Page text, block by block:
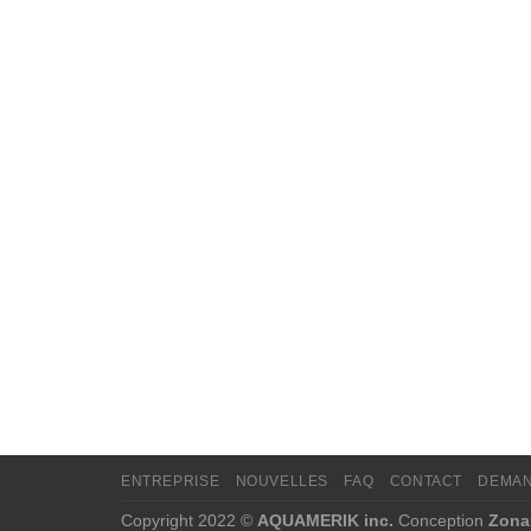
ENTREPRISE NOUVELLES FAQ CONTACT
Copyright 2022 © AQUAMERIK inc. Conception